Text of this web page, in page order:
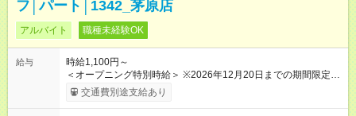
フ│パート│1342_茅原店
アルバイト 職種未経験OK
給与
時給1,100円～
＜オープニング特別時給＞ ※2026年12月20日までの期間限定特
別時給 8:30～17:00 時給1300円 ※2026年12月21日～通常時
給適用 8:30～17:00 時給1100円 ※日祝は時給100円ＵＰ！ 22
交通費別途支給あり